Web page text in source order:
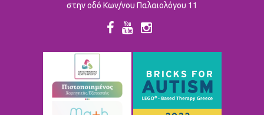
στην οδό Κων/νου Παλαιολόγου 11